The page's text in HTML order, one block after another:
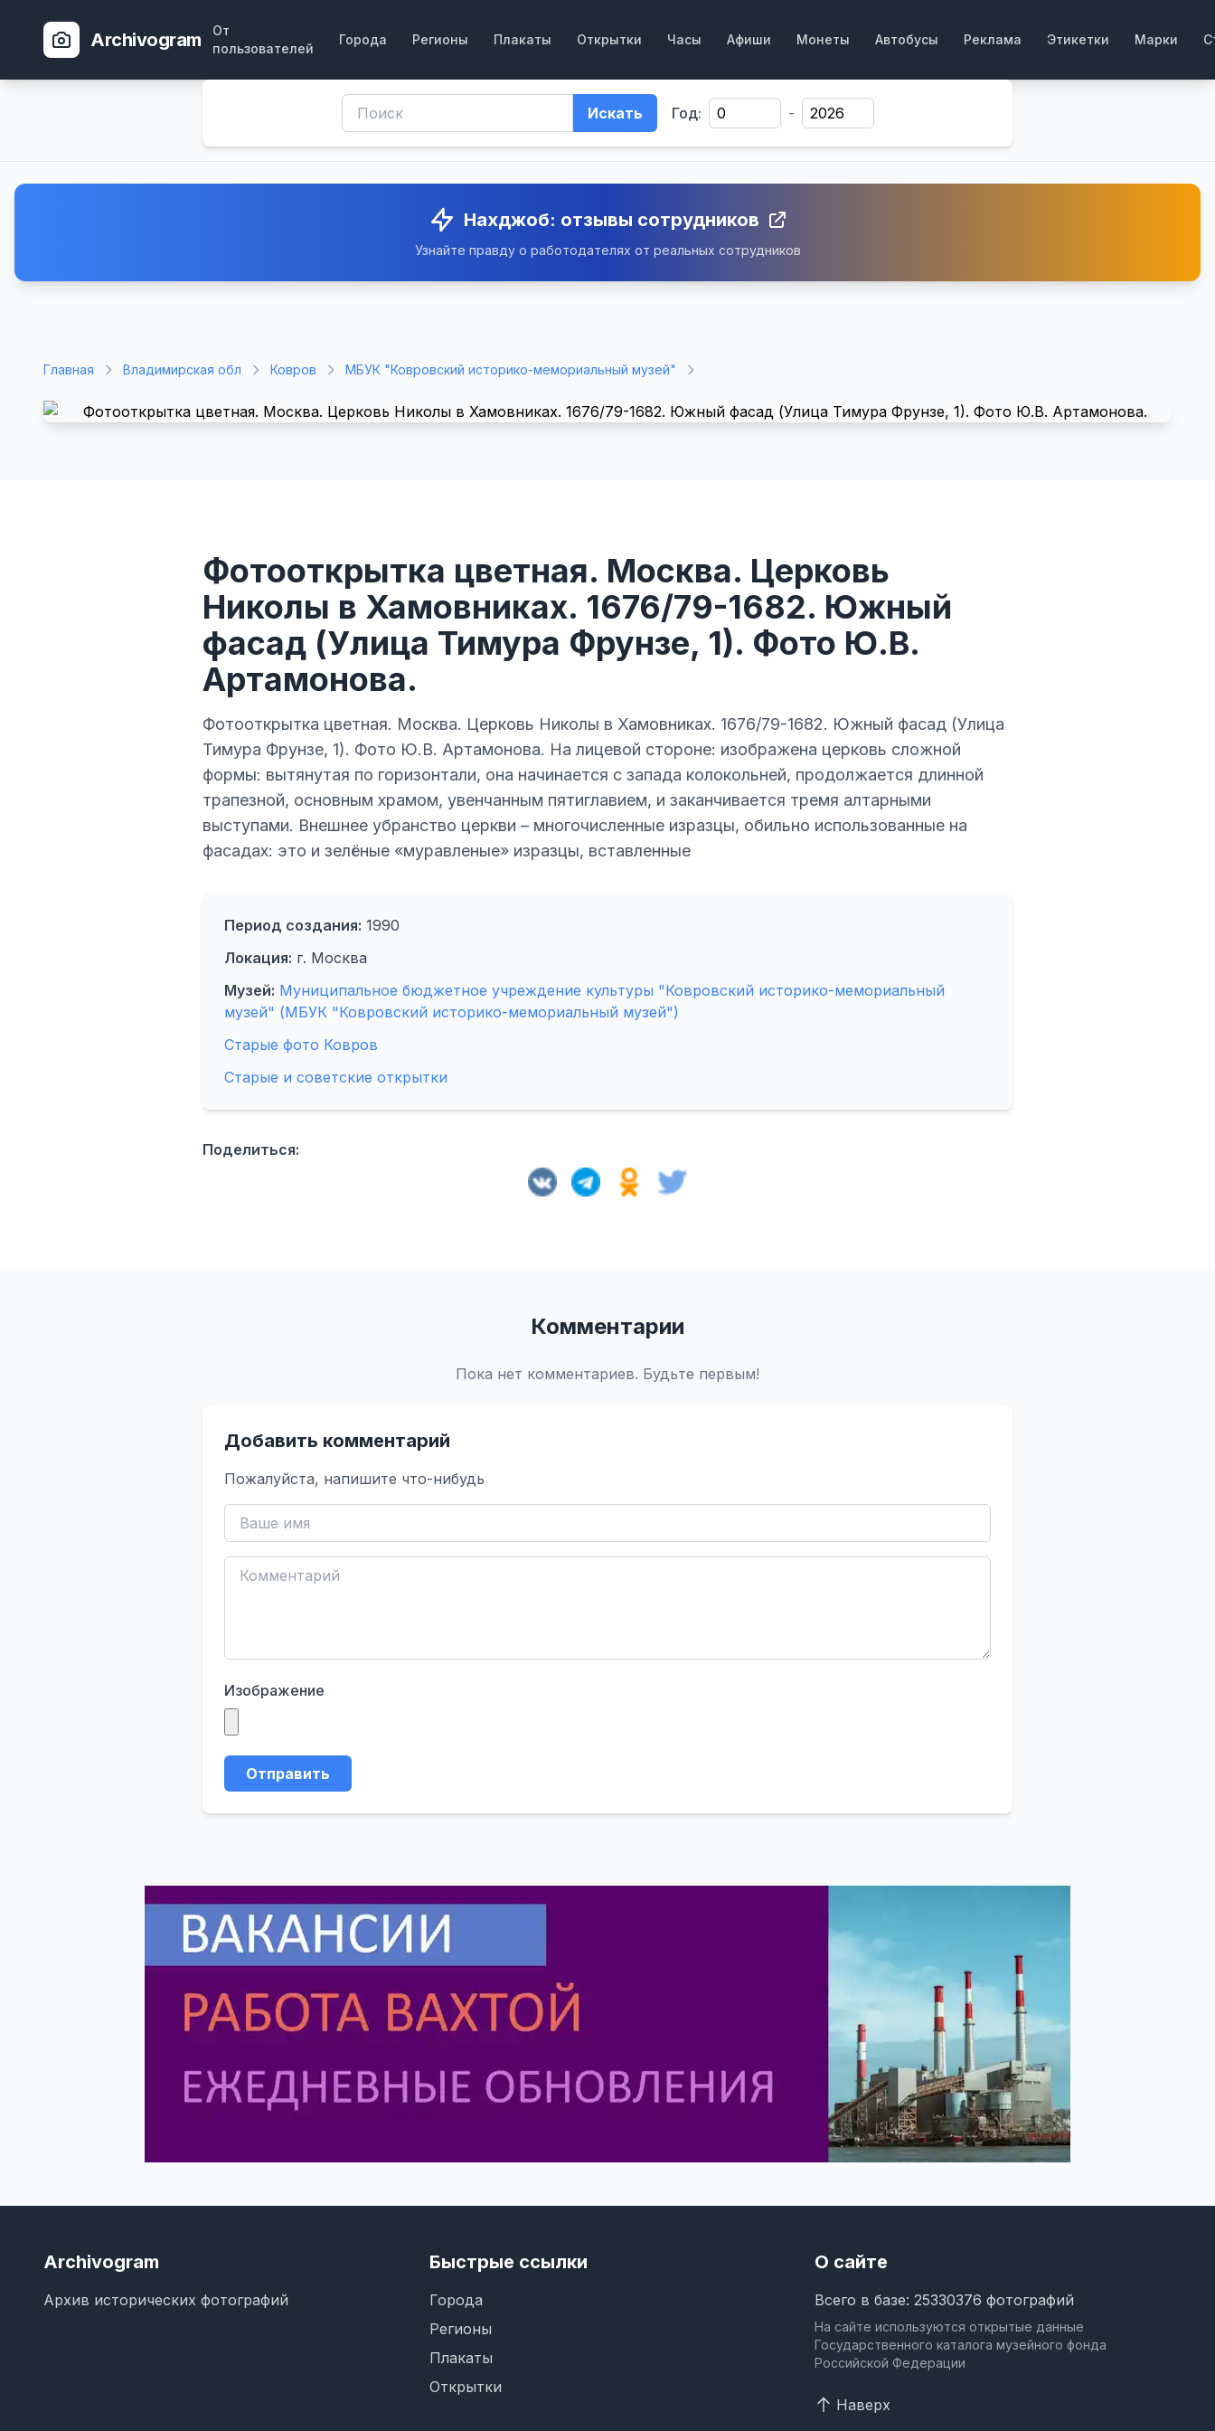
Archivogram
От
пользователей
Города Регионы Плакаты Открытки Часы Афиши Монеты Автобусы Реклама Этикетки Марки
Искать Год: -
Нахджоб: отзывы сотрудников
Узнайте правду о работодателях от реальных сотрудников
Главная Владимирская обл Ковров МБУК "Ковровский историко-мемориальный музей"
Фотооткрытка цветная. Москва. Церковь
Николы в Хамовниках. 1676/79-1682. Южный
фасад (Улица Тимура Фрунзе, 1). Фото Ю.В.
Артамонова.
Фотооткрытка цветная. Москва. Церковь Николы в Хамовниках. 1676/79-1682. Южный фасад (Улица
Тимура Фрунзе, 1). Фото Ю.В. Артамонова. На лицевой стороне: изображена церковь сложной
формы: вытянутая по горизонтали, она начинается с запада колокольней, продолжается длинной
трапезной, основным храмом, увенчанным пятиглавием, и заканчивается тремя алтарными
выступами. Внешнее убранство церкви – многочисленные изразцы, обильно использованные на
фасадах: это и зелёные «муравленые» изразцы, вставленные
Период создания: 1990
Локация: г. Москва
Музей: Муниципальное бюджетное учреждение культуры "Ковровский историко-мемориальный
музей" (МБУК "Ковровский историко-мемориальный музей")
Старые фото Ковров
Старые и советские открытки
Поделиться:
Комментарии
Пока нет комментариев. Будьте первым!
Добавить комментарий
Пожалуйста, напишите что-нибудь
Изображение
Отправить
Archivogram
Архив исторических фотографий
Быстрые ссылки
Города
Регионы
Плакаты
Открытки
О сайте
Всего в базе: 25330376 фотографий
На сайте используются открытые данные
Государственного каталога музейного фонда
Российской Федерации
Наверх